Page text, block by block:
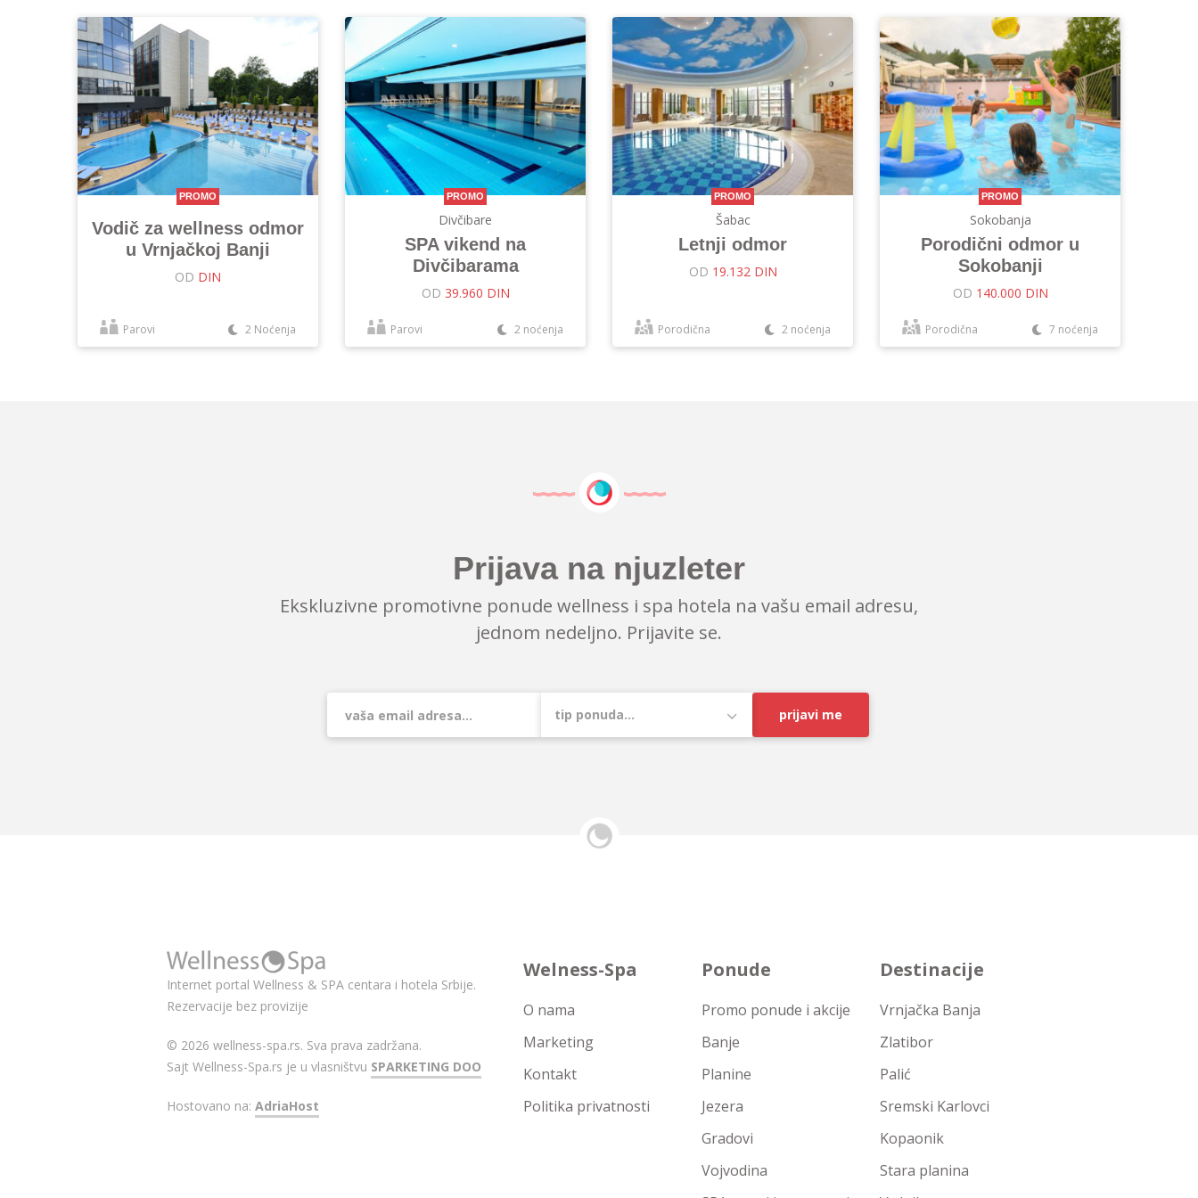
PROMO
Vodič za wellness odmor
u Vrnjačkoj Banji
OD DIN
Parovi 2 Noćenja
PROMO
Divčibare
SPA vikend na
Divčibarama
OD 39.960 DIN
Parovi 2 noćenja
PROMO
Šabac
Letnji odmor
OD 19.132 DIN
Porodična 2 noćenja
PROMO
Sokobanja
Porodični odmor u
Sokobanji
OD 140.000 DIN
Porodična 7 noćenja
Prijava na njuzleter
Ekskluzivne promotivne ponude wellness i spa hotela na vašu email adresu,
jednom nedeljno. Prijavite se.
prijavi me
Internet portal Wellness & SPA centara i hotela Srbije.
Rezervacije bez provizije
© 2026 wellness-spa.rs. Sva prava zadržana.
Sajt Wellness-Spa.rs je u vlasništvu SPARKETING DOO
Hostovano na: AdriaHost
Welness-Spa
O nama
Marketing
Kontakt
Politika privatnosti
Ponude
Promo ponude i akcije
Banje
Planine
Jezera
Gradovi
Vojvodina
Destinacije
Vrnjačka Banja
Zlatibor
Palić
Sremski Karlovci
Kopaonik
Stara planina